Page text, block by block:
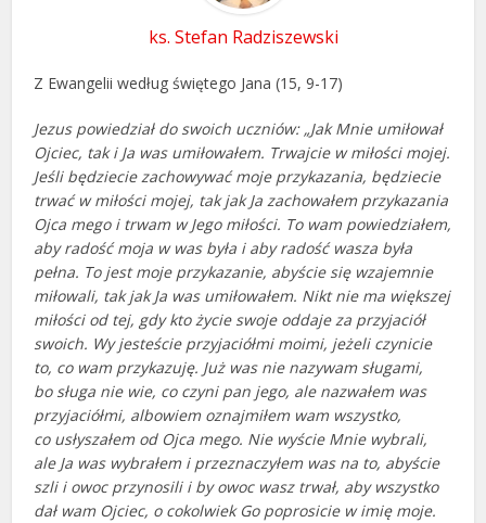
ks. Stefan Radziszewski
Z Ewangelii według świętego Jana (15, 9-17)
Jezus powiedział do swoich uczniów: „Jak Mnie umiłował
Ojciec, tak i Ja was umiłowałem. Trwajcie w miłości mojej.
Jeśli będziecie zachowywać moje przykazania, będziecie
trwać w miłości mojej, tak jak Ja zachowałem przykazania
Ojca mego i trwam w Jego miłości. To wam powiedziałem,
aby radość moja w was była i aby radość wasza była
pełna. To jest moje przykazanie, abyście się wzajemnie
miłowali, tak jak Ja was umiłowałem. Nikt nie ma większej
miłości od tej, gdy kto życie swoje oddaje za przyjaciół
swoich. Wy jesteście przyjaciółmi moimi, jeżeli czynicie
to, co wam przykazuję. Już was nie nazywam sługami,
bo sługa nie wie, co czyni pan jego, ale nazwałem was
przyjaciółmi, albowiem oznajmiłem wam wszystko,
co usłyszałem od Ojca mego. Nie wyście Mnie wybrali,
ale Ja was wybrałem i przeznaczyłem was na to, abyście
szli i owoc przynosili i by owoc wasz trwał, aby wszystko
dał wam Ojciec, o cokolwiek Go poprosicie w imię moje.